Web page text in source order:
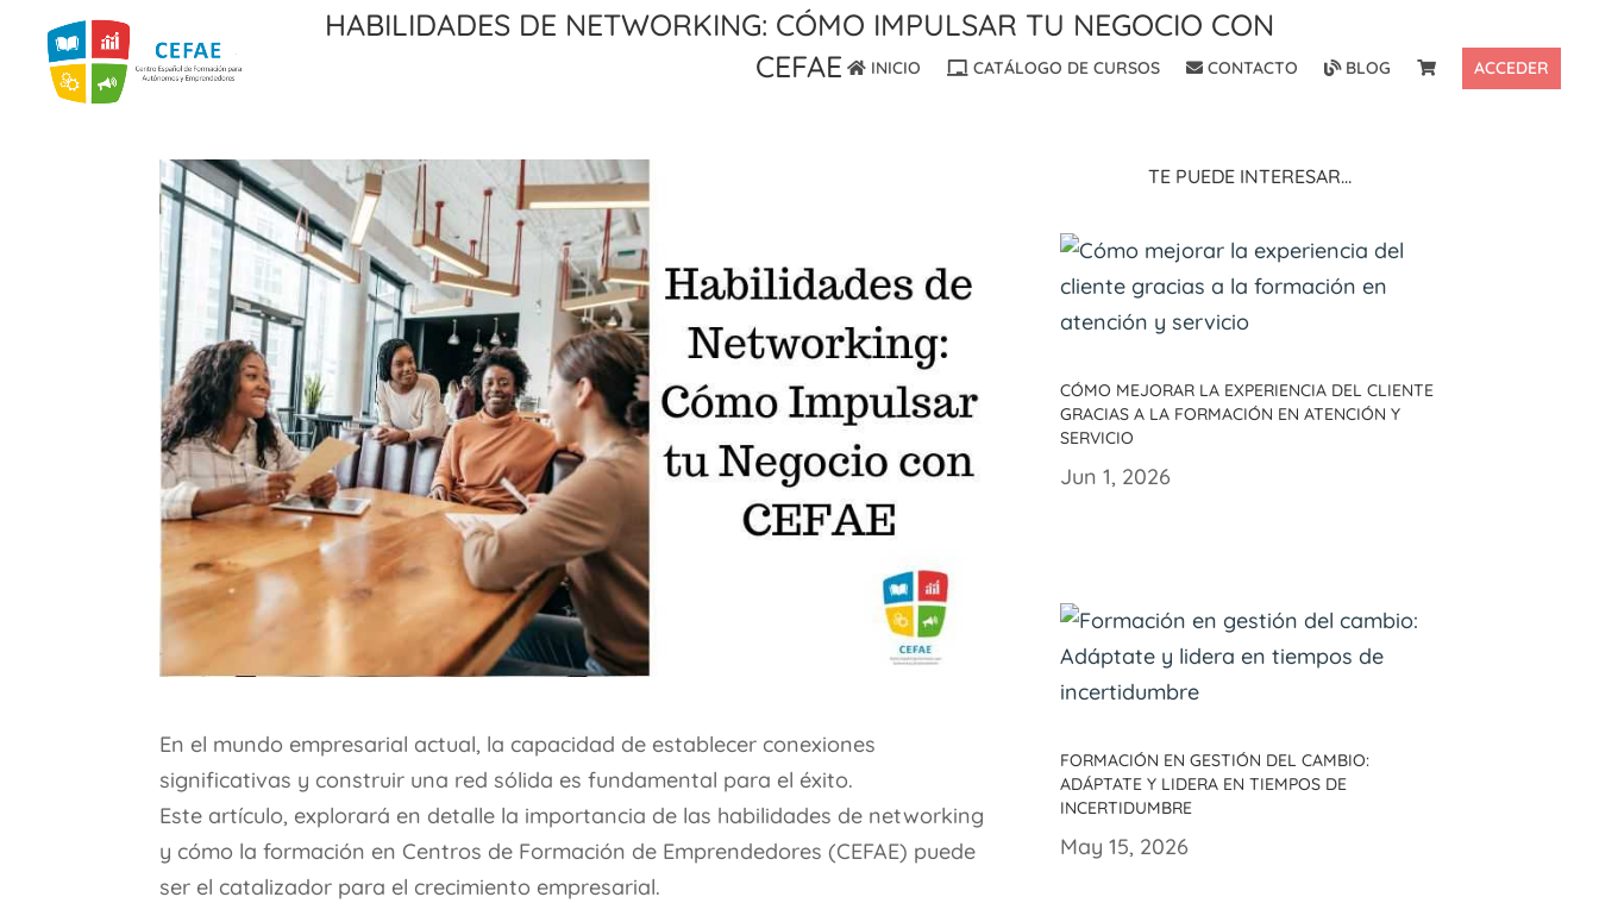
INICIO CATÁLOGO DE CURSOS CONTACTO BLOG ACCEDER
Habilidades de Networking: Cómo Impulsar tu Negocio con
CEFAE
En el mundo empresarial actual, la capacidad de establecer conexiones
significativas y construir una red sólida es fundamental para el éxito.
Este artículo, explorará en detalle la importancia de las habilidades de networking
y cómo la formación en Centros de Formación de Emprendedores (CEFAE) puede
ser el catalizador para el crecimiento empresarial.
Te puede interesar…
Cómo mejorar la experiencia del cliente
gracias a la formación en atención y
servicio
Jun 1, 2026
Formación en gestión del cambio:
Adáptate y lidera en tiempos de
incertidumbre
May 15, 2026